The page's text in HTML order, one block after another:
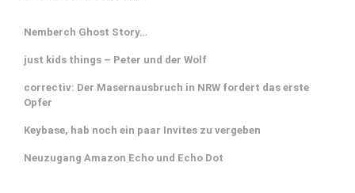
Nemberch Ghost Story…
just kids things – Peter und der Wolf
correctiv: Der Masernausbruch in NRW fordert das erste
Opfer
Keybase, hab noch ein paar Invites zu vergeben
Neuzugang Amazon Echo und Echo Dot